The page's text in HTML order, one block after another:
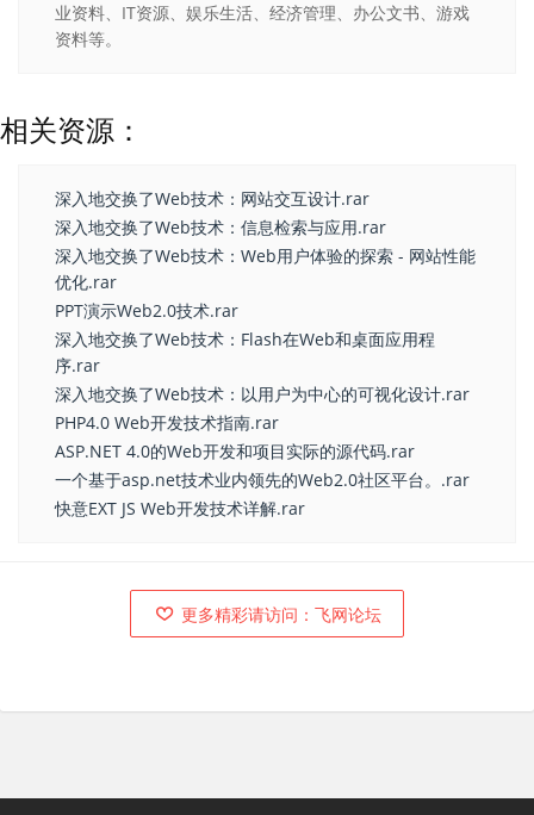
业资料、IT资源、娱乐生活、经济管理、办公文书、游戏
资料等。
相关资源：
深入地交换了Web技术：网站交互设计.rar
深入地交换了Web技术：信息检索与应用.rar
深入地交换了Web技术：Web用户体验的探索 - 网站性能
优化.rar
PPT演示Web2.0技术.rar
深入地交换了Web技术：Flash在Web和桌面应用程
序.rar
深入地交换了Web技术：以用户为中心的可视化设计.rar
PHP4.0 Web开发技术指南.rar
ASP.NET 4.0的Web开发和项目实际的源代码.rar
一个基于asp.net技术业内领先的Web2.0社区平台。.rar
快意EXT JS Web开发技术详解.rar
更多精彩请访问：飞网论坛